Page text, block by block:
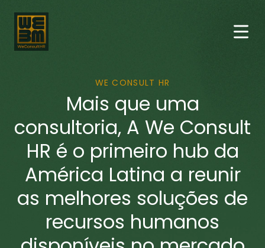
WE CONSULT HR
Mais que uma
consultoria, A We Consult
HR é o primeiro hub da
América Latina a reunir
as melhores soluções de
recursos humanos